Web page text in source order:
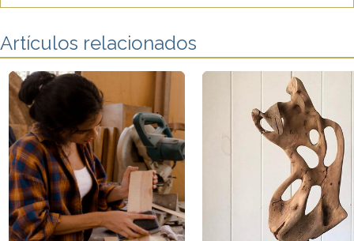
Artículos relacionados